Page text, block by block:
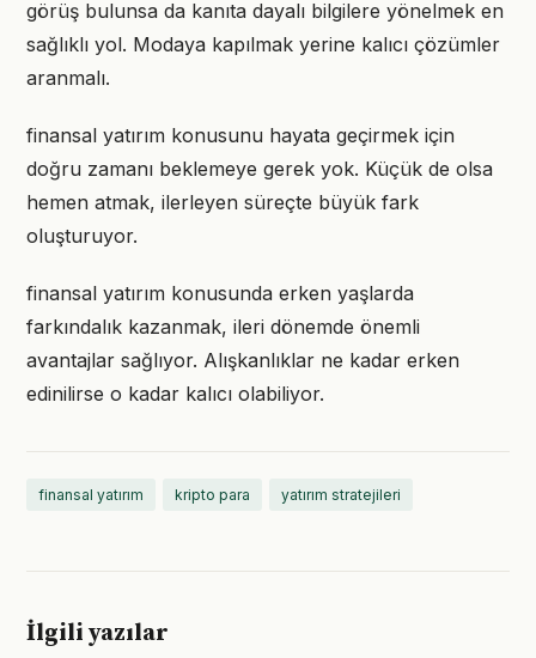
görüş bulunsa da kanıta dayalı bilgilere yönelmek en
sağlıklı yol. Modaya kapılmak yerine kalıcı çözümler
aranmalı.
finansal yatırım konusunu hayata geçirmek için
doğru zamanı beklemeye gerek yok. Küçük de olsa
hemen atmak, ilerleyen süreçte büyük fark
oluşturuyor.
finansal yatırım konusunda erken yaşlarda
farkındalık kazanmak, ileri dönemde önemli
avantajlar sağlıyor. Alışkanlıklar ne kadar erken
edinilirse o kadar kalıcı olabiliyor.
finansal yatırım kripto para yatırım stratejileri
İlgili yazılar